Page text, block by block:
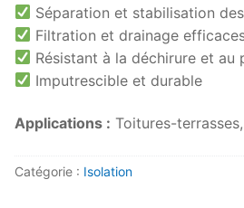
Séparation et stabilisation
Filtration et drainage
Résistant à la déchirure et au
Imputrescible et durable
Applications : Toitures-
Catégorie : Isolation